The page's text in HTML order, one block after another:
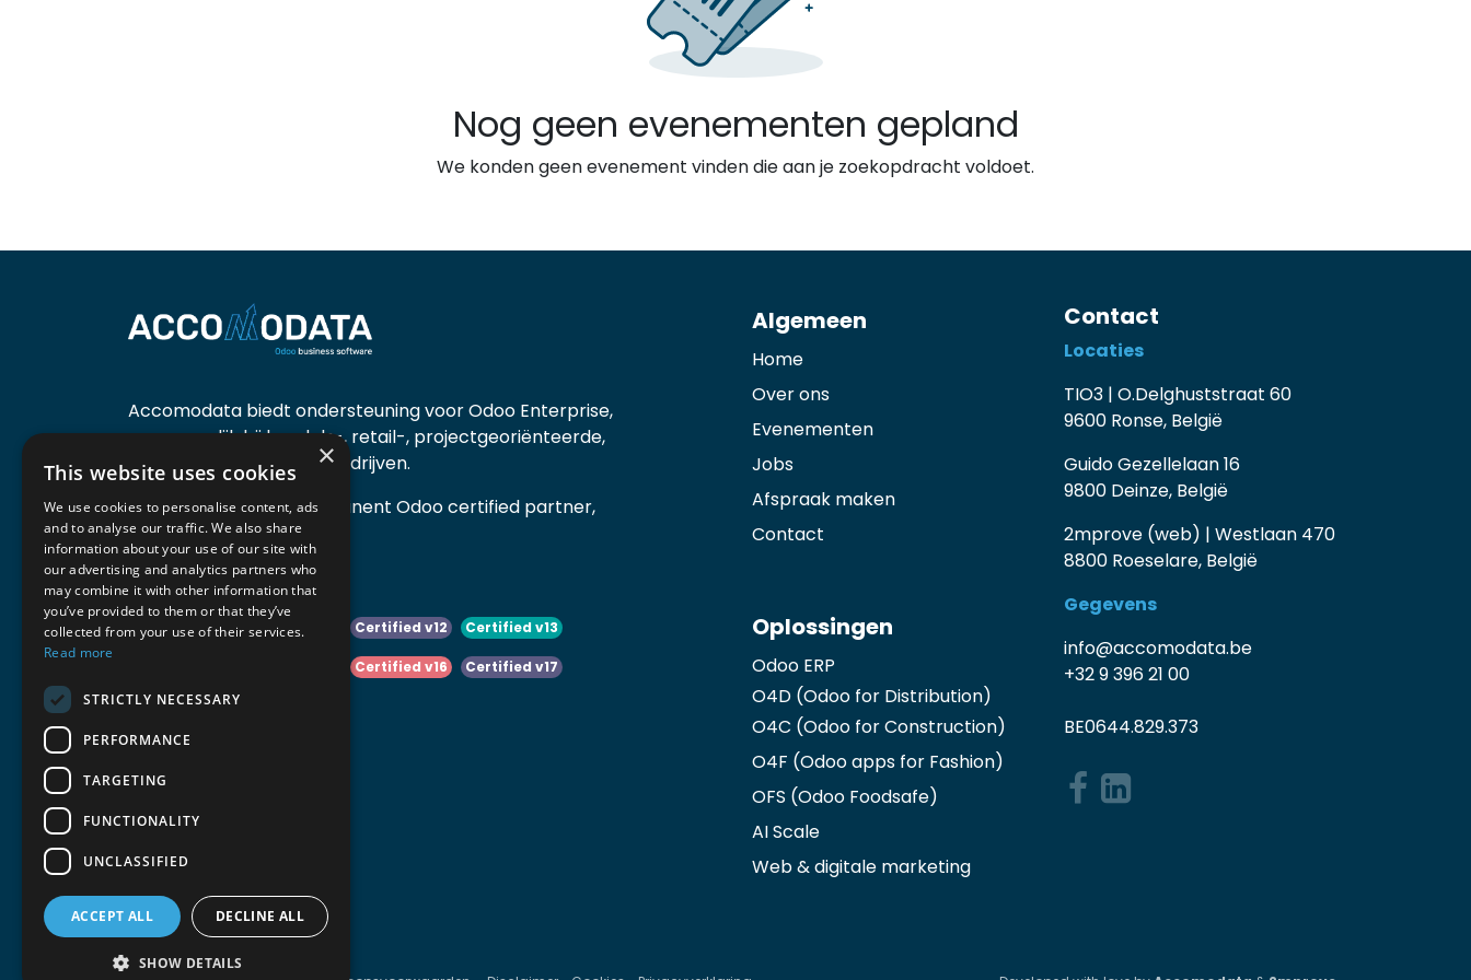
Nog geen evenementen gepland
We konden geen evenement vinden die aan je zoekopdracht voldoet.
Accomodata biedt ondersteuning voor Odoo Enterprise,
voornamelijk bij handels-, retail-, projectgeoriënteerde,
diensten- en productiebedrijven.
Accomodata is een prominent Odoo certified partner,
actief in België.
Certified v10 Certified v11 Certified v12 Certified v13
Certified v16 Certified v17
Certified v18
Algemeen
Home
Over ons
Evenementen
Jobs
Afspraak maken
Contact
Oplossingen
Odoo ERP
O4D (Odoo for Distribution)
O4C (Odoo for Construction)
O4F (Odoo apps for Fashion)
OFS (Odoo Foodsafe)
AI Scale
Web & digitale marketing
Contact
Locaties
TIO3 | O.Delghuststraat 60
9600 Ronse, België
Guido Gezellelaan 16
9800 Deinze, België
2mprove (web) | Westlaan 470
8800 Roeselare, België
Gegevens
info@accomodata.be
+32 9 396 21 00
BE0644.829.373
×
This website uses cookies
We use cookies to personalise content, ads
and to analyse our traffic. We also share
information about your use of our site with
our advertising and analytics partners who
may combine it with other information that
you’ve provided to them or that they’ve
collected from your use of their services.
Read more
STRICTLY NECESSARY
PERFORMANCE
TARGETING
FUNCTIONALITY
UNCLASSIFIED
ACCEPT ALL DECLINE ALL
SHOW DETAILS